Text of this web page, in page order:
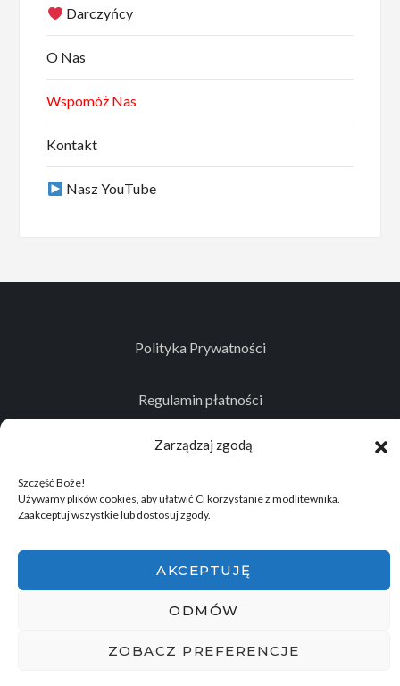
Zarządzaj zgodą
Szczęść Boże!
Używamy plików cookies, aby ułatwić Ci korzystanie z modlitewnika.
Zaakceptuj wszystkie lub dostosuj zgody.
AKCEPTUJĘ
ODMÓW
ZOBACZ PREFERENCJE
Darczyńcy
O Nas
Wspomóż Nas
Kontakt
Nasz YouTube
Polityka Prywatności
Regulamin płatności
Kontakt
Historyczno - Eksploracyjne "Memento Mori"
Wszelkie prawa zastrzeżone.